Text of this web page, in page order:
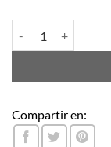
Compartir en: